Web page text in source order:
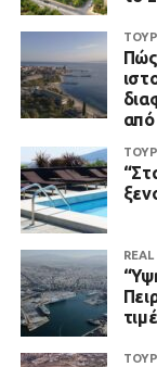
Πώς